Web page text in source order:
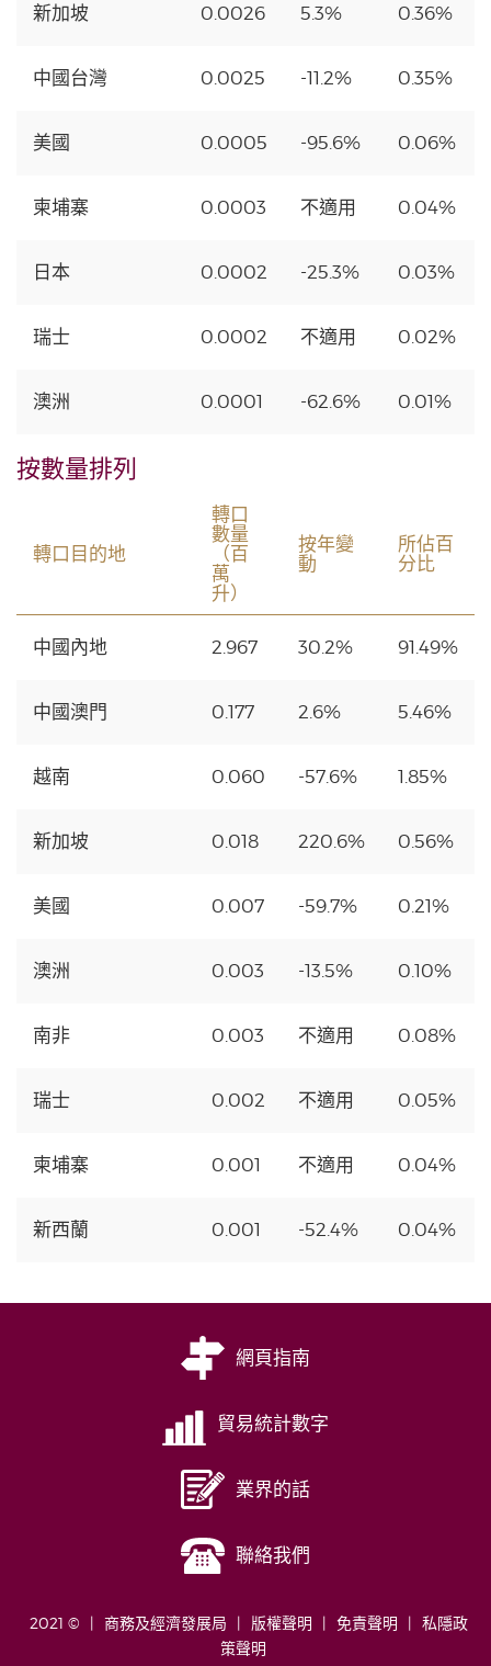
新加坡 0.0026 5.3% 0.36%
中國台灣 0.0025 -11.2% 0.35%
美國 0.0005 -95.6% 0.06%
柬埔寨 0.0003 不適用 0.04%
日本 0.0002 -25.3% 0.03%
瑞士 0.0002 不適用 0.02%
澳洲 0.0001 -62.6% 0.01%
按數量排列
轉口目的地
轉口
數量
（百
萬
升）
按年變
動
所佔百
分比
中國內地 2.967 30.2% 91.49%
中國澳門 0.177 2.6% 5.46%
越南 0.060 -57.6% 1.85%
新加坡 0.018 220.6% 0.56%
美國 0.007 -59.7% 0.21%
澳洲 0.003 -13.5% 0.10%
南非 0.003 不適用 0.08%
瑞士 0.002 不適用 0.05%
柬埔寨 0.001 不適用 0.04%
新西蘭 0.001 -52.4% 0.04%
網頁指南
貿易統計數字
業界的話
聯絡我們
2021 © 商務及經濟發展局 版權聲明 免責聲明
私隱政
策聲明